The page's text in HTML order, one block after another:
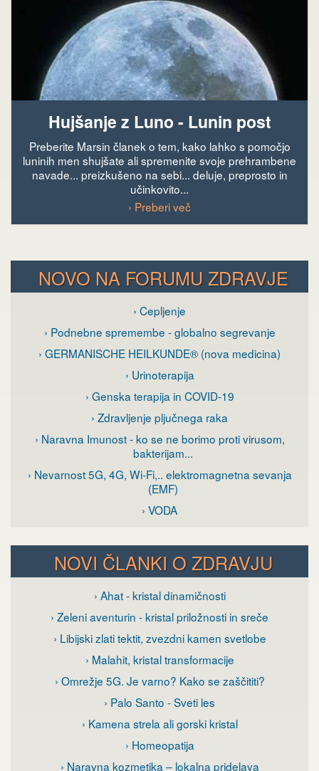
Hujšanje z Luno - Lunin post
Preberite Marsin članek o tem, kako lahko s pomočjo
luninih men shujšate ali spremenite svoje prehrambene
navade... preizkušeno na sebi... deluje, preprosto in
učinkovito...
› Preberi več
NOVO NA FORUMU ZDRAVJE
› Cepljenje
› Podnebne spremembe - globalno segrevanje
› GERMANISCHE HEILKUNDE® (nova medicina)
› Urinoterapija
› Genska terapija in COVID-19
› Zdravljenje pljučnega raka
› Naravna Imunost - ko se ne borimo proti virusom,
bakterijam...
› Nevarnost 5G, 4G, Wi-Fi,.. elektromagnetna sevanja
(EMF)
› VODA
NOVI ČLANKI O ZDRAVJU
› Ahat - kristal dinamičnosti
› Zeleni aventurin - kristal priložnosti in sreče
› Libijski zlati tektit, zvezdni kamen svetlobe
› Malahit, kristal transformacije
› Omrežje 5G. Je varno? Kako se zaščititi?
› Palo Santo - Sveti les
› Kamena strela ali gorski kristal
› Homeopatija
› Naravna kozmetika – lokalna pridelava